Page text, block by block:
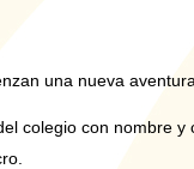
una nueva
colegio con nombre y